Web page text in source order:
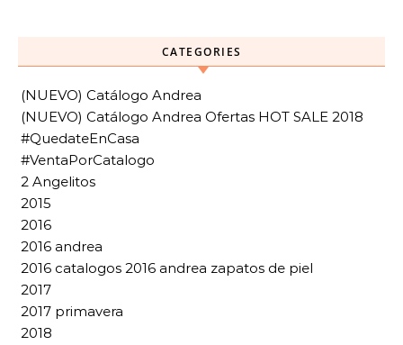
CATEGORIES
(NUEVO) Catálogo Andrea
(NUEVO) Catálogo Andrea Ofertas HOT SALE 2018
#QuedateEnCasa
#VentaPorCatalogo
2 Angelitos
2015
2016
2016 andrea
2016 catalogos 2016 andrea zapatos de piel
2017
2017 primavera
2018